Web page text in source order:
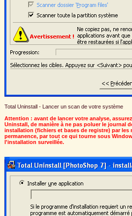
Total Uninstall - Lancer un scan de votre système
Attention : avant de lancer votre analyse,
Uninstall, de manière à ne pas poluer le journal
installation (fichiers et bases de registre) par
permanence, par tout ce qui tourne sous
l'installation surveillée.